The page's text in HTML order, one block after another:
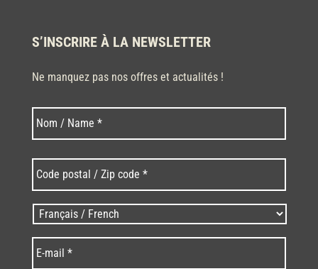
S’INSCRIRE À LA NEWSLETTER
Ne manquez pas nos offres et actualités !
Nom * Nom
postal
/
Zip
code
* *
Langues
/
Language *
mail *